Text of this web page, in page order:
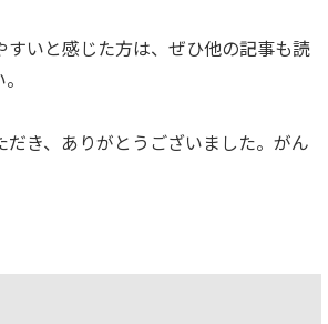
すいと感じた方は、ぜひ他の記事も読
だき、ありがとうございました。がん